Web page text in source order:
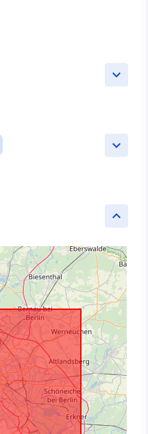
keyboard_arrow_down
keyboard_arrow_down
keyboard_arrow_up